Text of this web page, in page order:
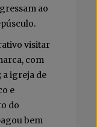
ao
visitar
com
igreja de
e
do
bem